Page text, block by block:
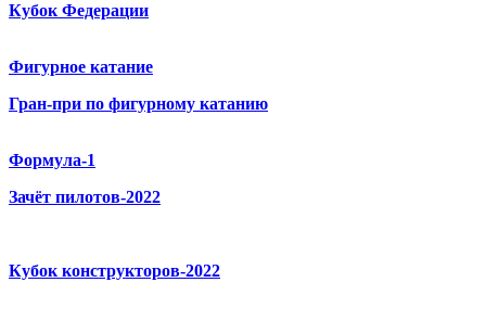
Кубок Федерации
Фигурное катание
Гран-при по фигурному катанию
Формула-1
Зачёт пилотов-2022
Кубок конструкторов-2022